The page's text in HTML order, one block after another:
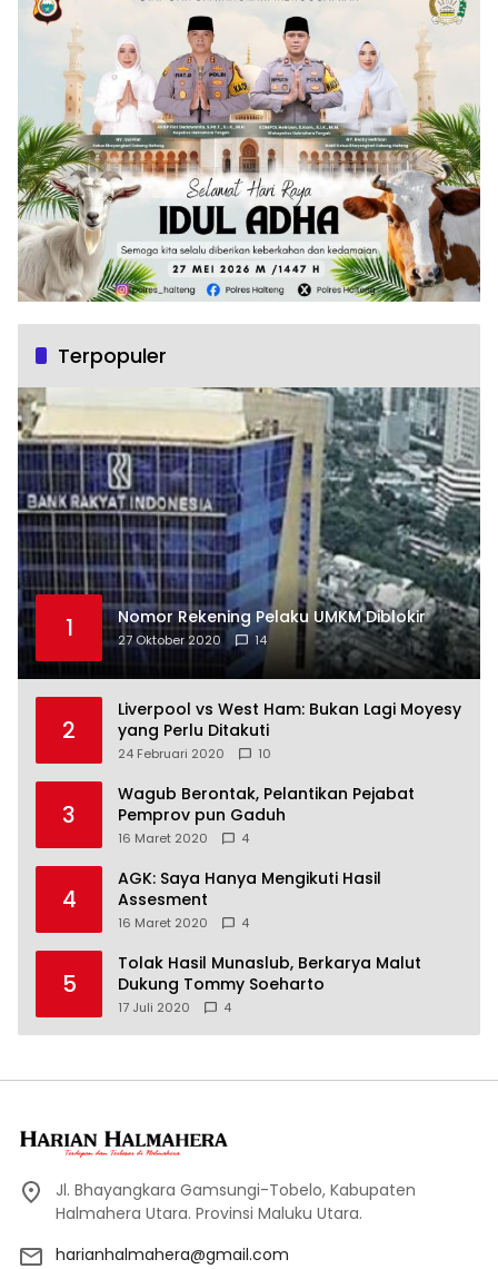
Terpopuler
1 Nomor Rekening Pelaku UMKM Diblokir
27 Oktober 2020 14
2
Liverpool vs West Ham: Bukan Lagi Moyesy
yang Perlu Ditakuti
24 Februari 2020 10
3
Wagub Berontak, Pelantikan Pejabat
Pemprov pun Gaduh
16 Maret 2020 4
4
AGK: Saya Hanya Mengikuti Hasil
Assesment
16 Maret 2020 4
5
Tolak Hasil Munaslub, Berkarya Malut
Dukung Tommy Soeharto
17 Juli 2020 4
Jl. Bhayangkara Gamsungi-Tobelo, Kabupaten
Halmahera Utara. Provinsi Maluku Utara.
harianhalmahera@gmail.com